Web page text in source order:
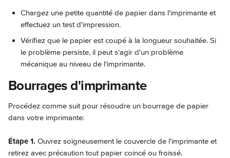
Chargez une petite quantité de papier dans l'imprimante et
effectuez un test d'impression.
Vérifiez que le papier est coupé à la longueur souhaitée. Si
le problème persiste, il peut s'agir d'un problème
mécanique au niveau de l'imprimante.
Bourrages d'imprimante
Procédez comme suit pour résoudre un bourrage de papier
dans votre imprimante:
Étape 1. Ouvrez soigneusement le couvercle de l'imprimante et
retirez avec précaution tout papier coincé ou froissé.